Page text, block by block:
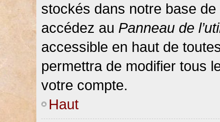
stockés dans notre base
accédez au Panneau de
accessible en haut de
permettra de modifier tous
votre compte.
Haut